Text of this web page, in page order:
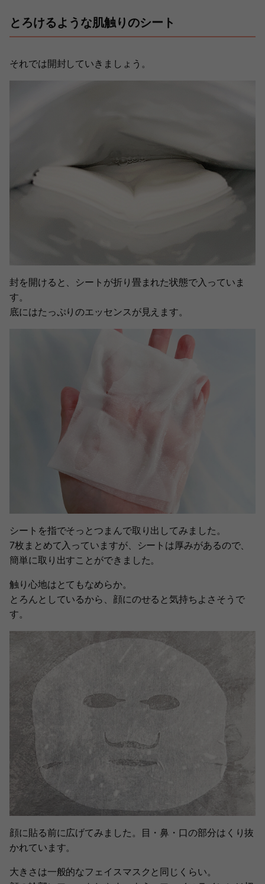
とろけるような肌触りのシート
それでは開封していきましょう。
封を開けると、シートが折り畳まれた状態で入っていま
す。
底にはたっぷりのエッセンスが見えます。
シートを指でそっとつまんで取り出してみました。
7枚まとめて入っていますが、シートは厚みがあるので、
簡単に取り出すことができました。
触り心地はとてもなめらか。
とろんとしているから、顔にのせると気持ちよさそうで
す。
顔に貼る前に広げてみました。目・鼻・口の部分はくり抜
かれています。
大きさは一般的なフェイスマスクと同じくらい。